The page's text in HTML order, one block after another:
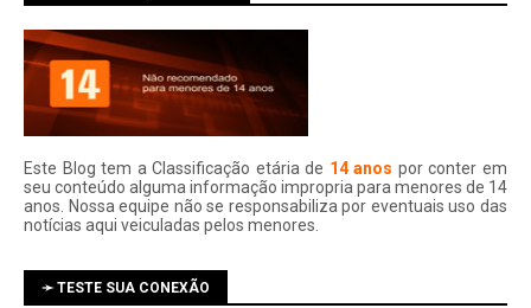
Este Blog tem a Classificação etária de 14 anos por conter em
seu conteúdo alguma informação impropria para menores de 14
anos. Nossa equipe não se responsabiliza por eventuais uso das
notí­cias aqui veiculadas pelos menores.
➛ TESTE SUA CONEXÃO